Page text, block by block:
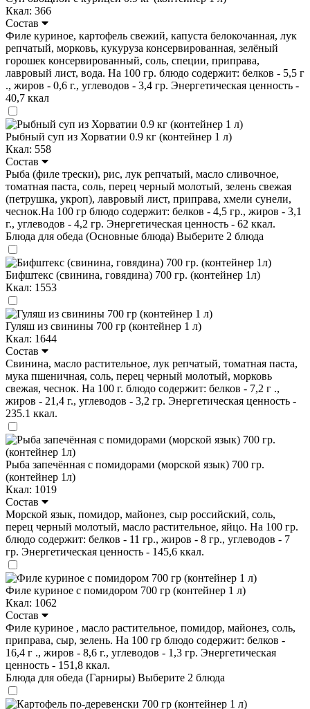
Ккал: 366
Состав
Филе куриное, картофель свежий, капуста белокочанная, лук
репчатый, морковь, кукуруза консервированная, зелёный
горошек консервированный, соль, специи, приправа,
лавровый лист, вода. На 100 гр. блюдо содержит: белков - 5,5 г
., жиров - 0,6 г., углеводов - 3,4 гр. Энергетическая ценность -
40,7 ккал
Рыбный суп из Хорватии 0.9 кг (контейнер 1 л)
Ккал: 558
Состав
Рыба (филе трески), рис, лук репчатый, масло сливочное,
томатная паста, соль, перец черный молотый, зелень свежая
(петрушка, укроп), лавровый лист, приправа, хмели сунели,
чеснок.На 100 гр блюдо содержит: белков - 4,5 гр., жиров - 3,1
г., углеводов - 4,2 гр. Энергетическая ценность - 62 ккал.
Блюда для обеда (Основные блюда) Выберите 2 блюда
Бифштекс (свинина, говядина) 700 гр. (контейнер 1л)
Ккал: 1553
Гуляш из свинины 700 гр (контейнер 1 л)
Ккал: 1644
Состав
Свинина, масло растительное, лук репчатый, томатная паста,
мука пшеничная, соль, перец черный молотый, морковь
свежая, чеснок. На 100 г. блюдо содержит: белков - 7,2 г .,
жиров - 21,4 г., углеводов - 3,2 гр. Энергетическая ценность -
235.1 ккал.
Рыба запечённая с помидорами (морской язык) 700 гр.
(контейнер 1л)
Ккал: 1019
Состав
Морской язык, помидор, майонез, сыр российский, соль,
перец черный молотый, масло растительное, яйцо. На 100 гр.
блюдо содержит: белков - 11 гр., жиров - 8 гр., углеводов - 7
гр. Энергетическая ценность - 145,6 ккал.
Филе куриное с помидором 700 гр (контейнер 1 л)
Ккал: 1062
Состав
Филе куриное , масло растительное, помидор, майонез, соль,
приправа, сыр, зелень. На 100 гр блюдо содержит: белков -
16,4 г ., жиров - 8,6 г., углеводов - 1,3 гр. Энергетическая
ценность - 151,8 ккал.
Блюда для обеда (Гарниры) Выберите 2 блюда